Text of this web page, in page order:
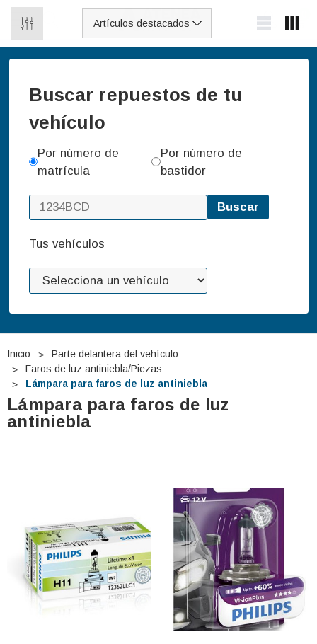
Buscar repuestos de tu
vehículo
Por número de
matrícula
Por número de
bastidor
Buscar
Tus vehículos
Inicio
Parte delantera del vehículo
Faros de luz antiniebla/Piezas
Lámpara para faros de luz antiniebla
Lámpara para faros de luz
antiniebla
TB740 12V
Batería De Arranque TUDOR TA1000
12V 100Ah
€127,87